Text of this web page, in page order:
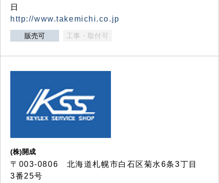
日
http://www.takemichi.co.jp
販売可 工事・取付可
(株)開成
〒003-0806 北海道札幌市白石区菊水6条3丁目
3番25号